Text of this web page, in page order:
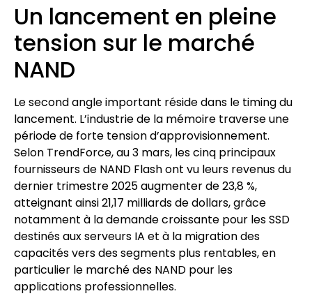
Un lancement en pleine
tension sur le marché
NAND
Le second angle important réside dans le timing du
lancement. L’industrie de la mémoire traverse une
période de forte tension d’approvisionnement.
Selon TrendForce, au 3 mars, les cinq principaux
fournisseurs de NAND Flash ont vu leurs revenus du
dernier trimestre 2025 augmenter de 23,8 %,
atteignant ainsi 21,17 milliards de dollars, grâce
notamment à la demande croissante pour les SSD
destinés aux serveurs IA et à la migration des
capacités vers des segments plus rentables, en
particulier le marché des NAND pour les
applications professionnelles.